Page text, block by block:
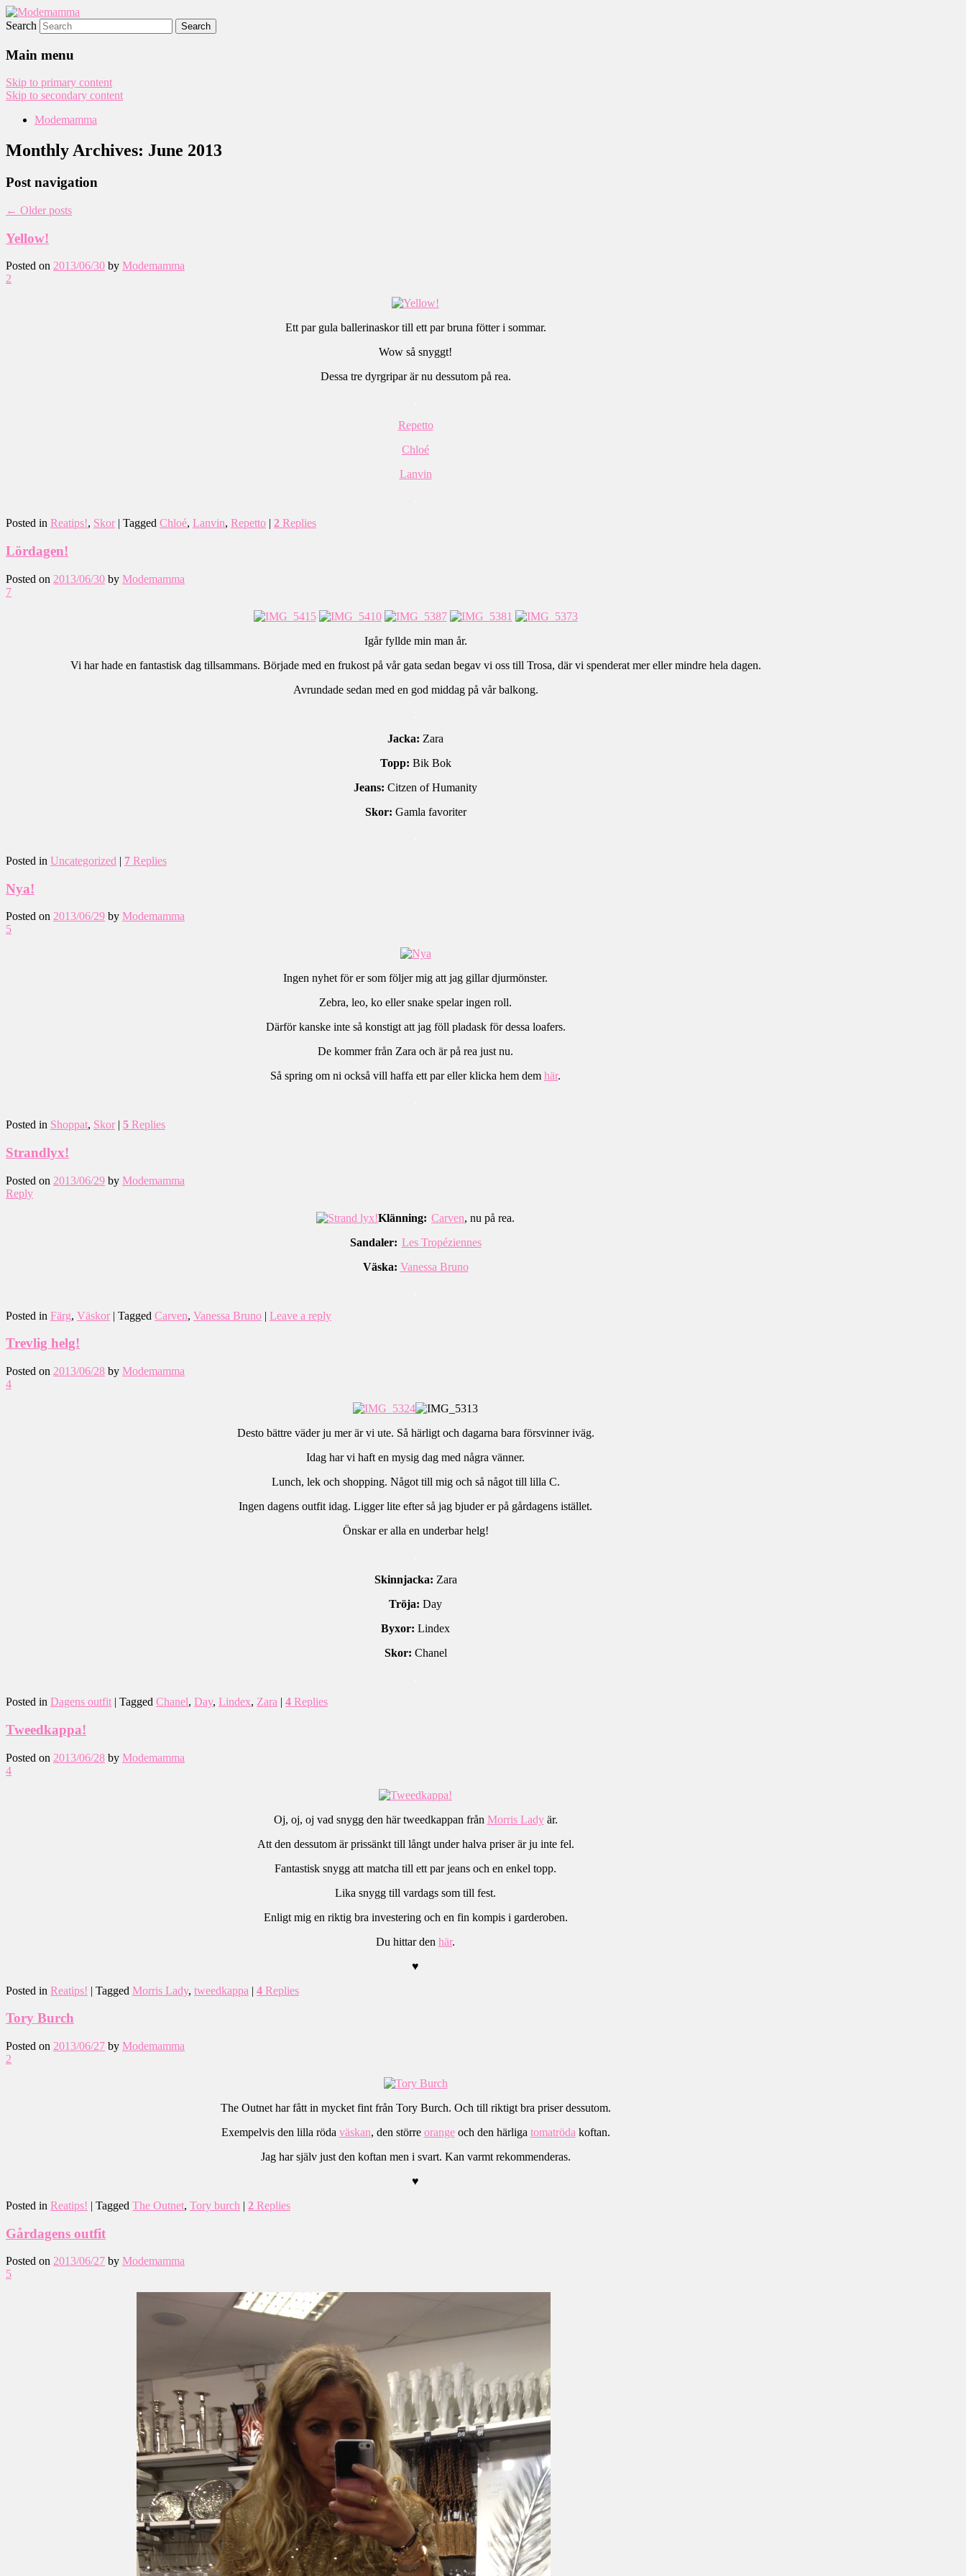
Modemamma
Search
Main menu
Skip to primary content
Skip to secondary content
Modemamma
Monthly Archives: June 2013
Post navigation
← Older posts
Yellow!
Posted on 2013/06/30 by Modemamma
2
Ett par gula ballerinaskor till ett par bruna fötter i sommar.
Wow så snyggt!
Dessa tre dyrgripar är nu dessutom på rea.
Repetto
Chloé
Lanvin
Posted in Reatips!, Skor | Tagged Chloé, Lanvin, Repetto | 2 Replies
Lördagen!
Posted on 2013/06/30 by Modemamma
7
Igår fyllde min man år.
Vi har hade en fantastisk dag tillsammans. Började med en frukost på vår gata sedan begav vi oss till Trosa, där vi spenderat mer eller mindre hela dagen.
Avrundade sedan med en god middag på vår balkong.
Jacka: Zara
Topp: Bik Bok
Jeans: Citzen of Humanity
Skor: Gamla favoriter
Posted in Uncategorized | 7 Replies
Nya!
Posted on 2013/06/29 by Modemamma
5
Ingen nyhet för er som följer mig att jag gillar djurmönster.
Zebra, leo, ko eller snake spelar ingen roll.
Därför kanske inte så konstigt att jag föll pladask för dessa loafers.
De kommer från Zara och är på rea just nu.
Så spring om ni också vill haffa ett par eller klicka hem dem här.
Posted in Shoppat, Skor | 5 Replies
Strandlyx!
Posted on 2013/06/29 by Modemamma
Reply
Klänning: Carven, nu på rea.
Sandaler: Les Tropéziennes
Väska: Vanessa Bruno
Posted in Färg, Väskor | Tagged Carven, Vanessa Bruno | Leave a reply
Trevlig helg!
Posted on 2013/06/28 by Modemamma
4
Desto bättre väder ju mer är vi ute. Så härligt och dagarna bara försvinner iväg.
Idag har vi haft en mysig dag med några vänner.
Lunch, lek och shopping. Något till mig och så något till lilla C.
Ingen dagens outfit idag. Ligger lite efter så jag bjuder er på gårdagens istället.
Önskar er alla en underbar helg!
Skinnjacka: Zara
Tröja: Day
Byxor: Lindex
Skor: Chanel
Posted in Dagens outfit | Tagged Chanel, Day, Lindex, Zara | 4 Replies
Tweedkappa!
Posted on 2013/06/28 by Modemamma
4
Oj, oj, oj vad snygg den här tweedkappan från Morris Ladyär.
Att den dessutom är prissänkt till långt under halva priser är ju inte fel.
Fantastisk snygg att matcha till ett par jeans och en enkel topp.
Lika snygg till vardags som till fest.
Enligt mig en riktig bra investering och en fin kompis i garderoben.
Du hittar den här.
♥
Posted in Reatips! | Tagged Morris Lady, tweedkappa | 4 Replies
Tory Burch
Posted on 2013/06/27 by Modemamma
2
The Outnet har fått in mycket fint från Tory Burch. Och till riktigt bra priser dessutom.
Exempelvis den lilla röda väskan, den större orangeoch den härliga tomatröda koftan.
Jag har själv just den koftan men i svart. Kan varmt rekommenderas.
♥
Posted in Reatips! | Tagged The Outnet, Tory burch | 2 Replies
Gårdagens outfit
Posted on 2013/06/27 by Modemamma
5